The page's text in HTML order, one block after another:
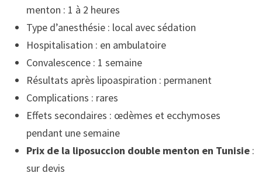
menton : 1 à 2 heures
Type d’anesthésie : local avec sédation
Hospitalisation : en ambulatoire
Convalescence : 1 semaine
Résultats après lipoaspiration : permanent
Complications : rares
Effets secondaires : œdèmes et ecchymoses
pendant une semaine
Prix de la liposuccion double menton en Tunisie:
sur devis